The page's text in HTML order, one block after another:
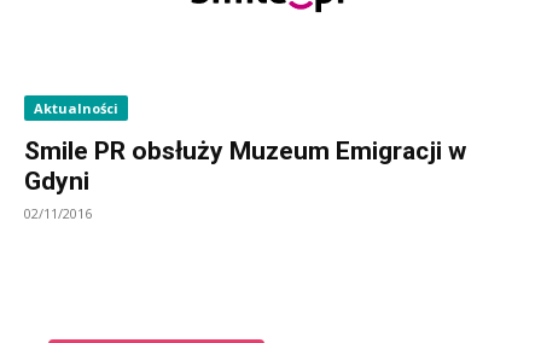
Aktualności
Smile PR obsłuży Muzeum Emigracji w
Gdyni
02/11/2016